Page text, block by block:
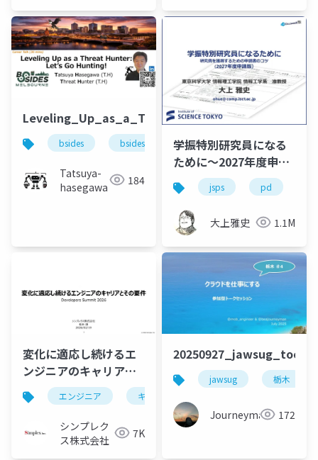
ーム
bsides bsidesmelb threathunting
Tatsuya-
hasegawa
184
学振特別研究員になる
ために～2027年度申請
版
jsps pd
大上雅史 1.1M
変化に適応し続けるエ
ンジニアのキャリアと
その要件エンジニア キャリア
シンプレク
ス株式会社
7K
jawsug 栃木
Journeyman 172